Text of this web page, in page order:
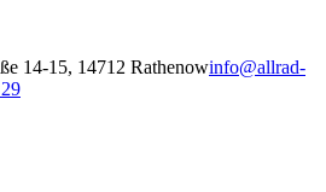
14-15, 14712 Rathenowinfo@allrad-